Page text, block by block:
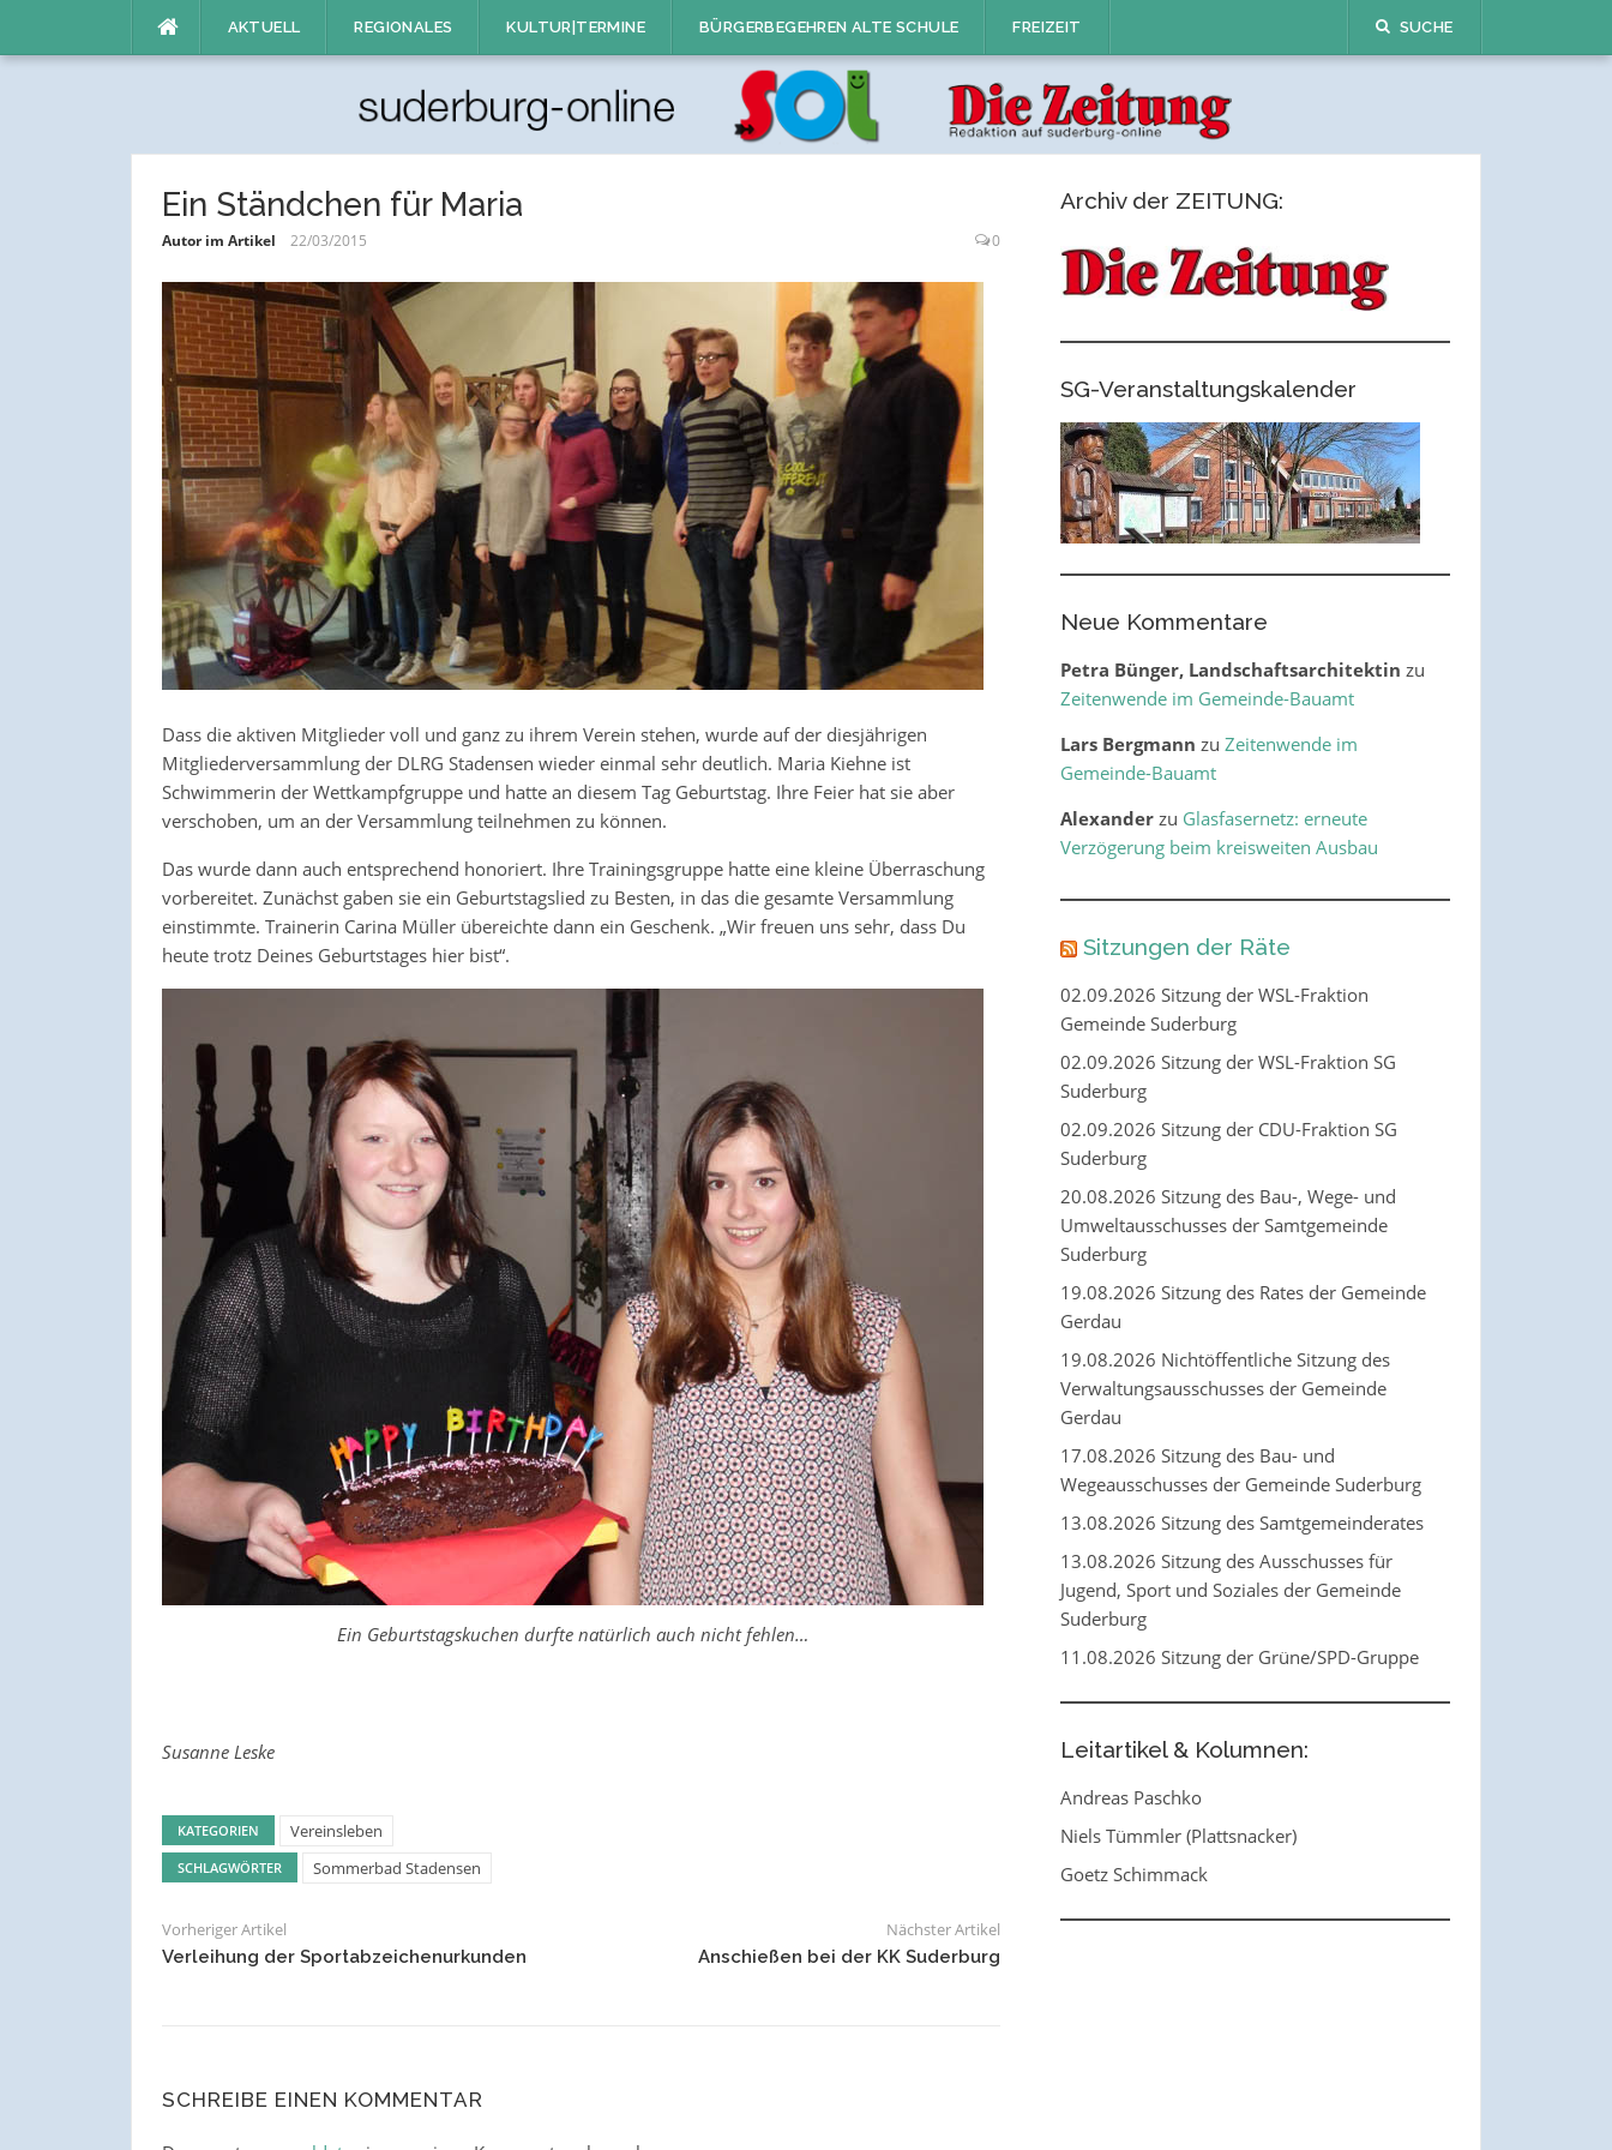
AKTUELL REGIONALES KULTUR|TERMINE BÜRGERBEGEHREN ALTE SCHULE FREIZEIT SUCHE
Ein Ständchen für Maria
Autor im Artikel 22/03/2015 0
Dass die aktiven Mitglieder voll und ganz zu ihrem Verein stehen, wurde auf der diesjährigen
Mitgliederversammlung der DLRG Stadensen wieder einmal sehr deutlich. Maria Kiehne ist
Schwimmerin der Wettkampfgruppe und hatte an diesem Tag Geburtstag. Ihre Feier hat sie aber
verschoben, um an der Versammlung teilnehmen zu können.
Das wurde dann auch entsprechend honoriert. Ihre Trainingsgruppe hatte eine kleine Überraschung
vorbereitet. Zunächst gaben sie ein Geburtstagslied zu Besten, in das die gesamte Versammlung
einstimmte. Trainerin Carina Müller übereichte dann ein Geschenk. „Wir freuen uns sehr, dass Du
heute trotz Deines Geburtstages hier bist“.
Ein Geburtstagskuchen durfte natürlich auch nicht fehlen…
Susanne Leske
KATEGORIEN Vereinsleben
SCHLAGWÖRTER Sommerbad Stadensen
Vorheriger Artikel
Verleihung der Sportabzeichenurkunden
Nächster Artikel
Anschießen bei der KK Suderburg
SCHREIBE EINEN KOMMENTAR
Archiv der ZEITUNG:
SG-Veranstaltungskalender
Neue Kommentare
Petra Bünger, Landschaftsarchitektin zu
Zeitenwende im Gemeinde-Bauamt
Lars Bergmann zu Zeitenwende im
Gemeinde-Bauamt
Alexanderzu Glasfasernetz: erneute
Verzögerung beim kreisweiten Ausbau
Sitzungen der Räte
02.09.2026 Sitzung der WSL-Fraktion
Gemeinde Suderburg
02.09.2026 Sitzung der WSL-Fraktion SG
Suderburg
02.09.2026 Sitzung der CDU-Fraktion SG
Suderburg
20.08.2026 Sitzung des Bau-, Wege- und
Umweltausschusses der Samtgemeinde
Suderburg
19.08.2026 Sitzung des Rates der Gemeinde
Gerdau
19.08.2026 Nichtöffentliche Sitzung des
Verwaltungsausschusses der Gemeinde
Gerdau
17.08.2026 Sitzung des Bau- und
Wegeausschusses der Gemeinde Suderburg
13.08.2026 Sitzung des Samtgemeinderates
13.08.2026 Sitzung des Ausschusses für
Jugend, Sport und Soziales der Gemeinde
Suderburg
11.08.2026 Sitzung der Grüne/SPD-Gruppe
Leitartikel & Kolumnen:
Andreas Paschko
Niels Tümmler (Plattsnacker)
Goetz Schimmack